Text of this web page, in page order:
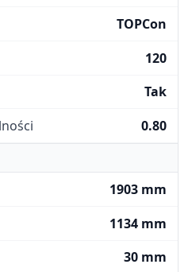
TOPCon
120
Tak
0.80
1903 mm
1134 mm
30 mm